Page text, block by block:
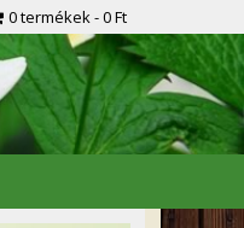
0 termékek 0 Ft